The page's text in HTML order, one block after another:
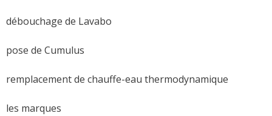
débouchage de Lavabo
pose de Cumulus
remplacement de chauffe-eau thermodynamique
les marques